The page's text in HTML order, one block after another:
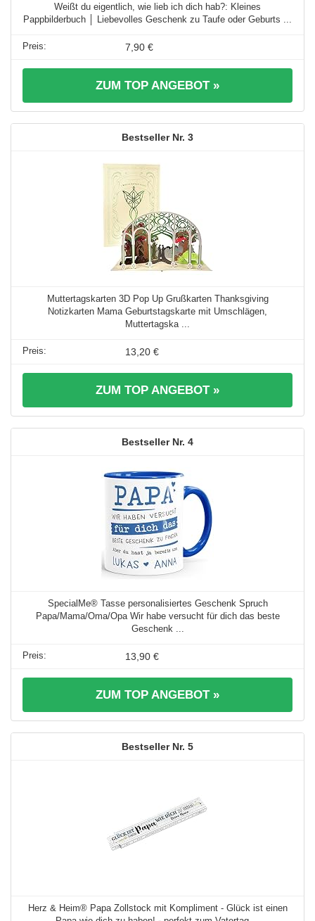
Weißt du eigentlich, wie lieb ich dich hab?: Kleines
Pappbilderbuch │ Liebevolles Geschenk zu Taufe oder Geburts ...
7,90 €
ZUM TOP ANGEBOT »
3
Muttertagskarten 3D Pop Up Grußkarten Thanksgiving
Notizkarten Mama Geburtstagskarte mit Umschlägen,
Muttertagska ...
13,20 €
ZUM TOP ANGEBOT »
4
SpecialMe® Tasse personalisiertes Geschenk Spruch
Papa/Mama/Oma/Opa Wir habe versucht für dich das beste
Geschenk ...
13,90 €
ZUM TOP ANGEBOT »
5
Herz & Heim® Papa Zollstock mit Kompliment - Glück ist einen